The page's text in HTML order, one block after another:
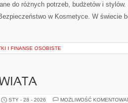
do różnych potrzeb, budżetów i
w Kosmetyce. W świecie
I FINANSE OSOBISTE
STY - 28 - 2026 MOŻLIWOŚĆ